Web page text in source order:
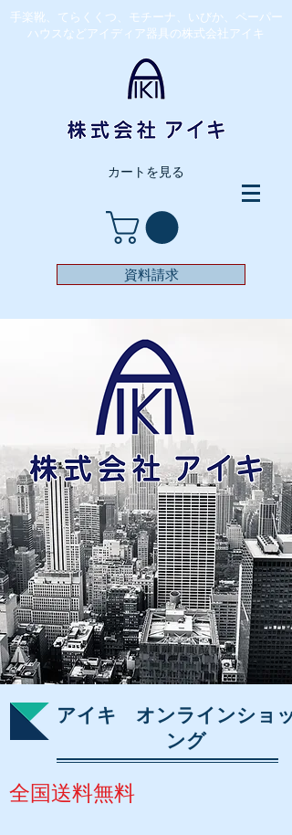
​手楽靴、てらくくつ、モチーナ、いびか、ペーパー
ハウスなどアイディア器具の株式会社アイキ
カートを見る
資料請求
アイキ オンラインショッ
ング
​全国送料無料